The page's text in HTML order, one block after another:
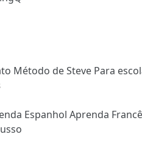
Método de Steve Para
Espanhol Aprenda